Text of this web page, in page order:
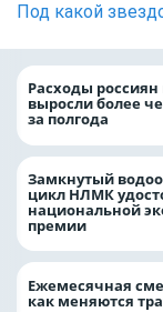
Под какой
Расходы
выросли более
за полгода
Замкнутый
цикл НЛМК
национальной
премии
Ежемесячная
как меняются